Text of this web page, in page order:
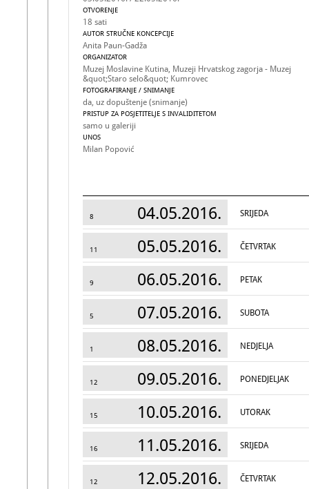
OTVORENJE
18 sati
AUTOR STRUČNE KONCEPCIJE
Anita Paun-Gadža
ORGANIZATOR
Muzej Moslavine Kutina, Muzeji Hrvatskog zagorja - Muzej
&quot;Staro selo&quot; Kumrovec
FOTOGRAFIRANJE / SNIMANJE
da, uz dopuštenje (snimanje)
PRISTUP ZA POSJETITELJE S INVALIDITETOM
samo u galeriji
UNOS
Milan Popović
8 04.05.2016. SRIJEDA
11 05.05.2016. ČETVRTAK
9 06.05.2016. PETAK
5 07.05.2016. SUBOTA
1 08.05.2016. NEDJELJA
12 09.05.2016. PONEDJELJAK
15 10.05.2016. UTORAK
16 11.05.2016. SRIJEDA
12 12.05.2016. ČETVRTAK